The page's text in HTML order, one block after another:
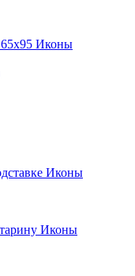
Иконы
Иконы
Иконы